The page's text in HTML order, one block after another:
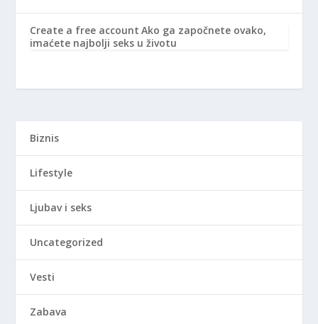
Create a free account Ako ga započnete ovako,
imaćete najbolji seks u životu
Biznis
Lifestyle
Ljubav i seks
Uncategorized
Vesti
Zabava